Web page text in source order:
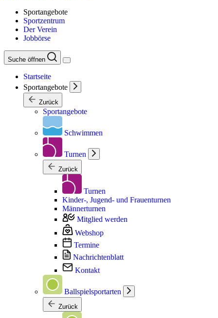
Sportangebote
Sportzentrum
Der Verein
Jobbörse
Suche öffnen
Startseite
Sportangebote
Zurück
Sportangebote
Schwimmen
Turnen
Zurück
Turnen
Kinder-, Jugend- und Frauenturnen
Männerturnen
Mitglied werden
Webshop
Termine
Nachrichtenblatt
Kontakt
Ballspielsportarten
Zurück